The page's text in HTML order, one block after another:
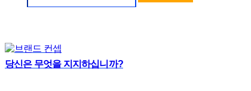
당신은 무엇을 지지하십니까?